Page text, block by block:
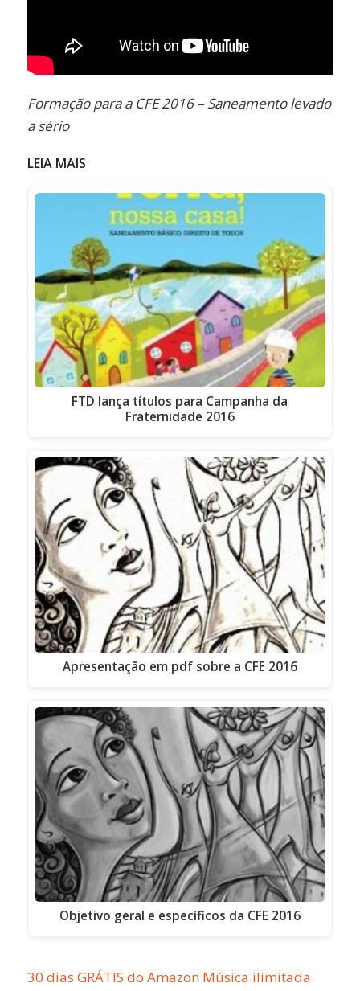
Formação para a CFE 2016 – Saneamento levado
a sério
LEIA MAIS
FTD lança títulos para Campanha da
Fraternidade 2016
Apresentação em pdf sobre a CFE 2016
Objetivo geral e específicos da CFE 2016
30 dias GRÁTIS do Amazon Música ilimitada.